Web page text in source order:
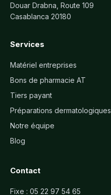
Douar Drabna, Route 109
Casablanca 20180
Services
Matériel entreprises
Bons de pharmacie AT
Tiers payant
Préparations dermatologiques
Notre équipe
Blog
Contact
Fixe : 05 22 97 54 65